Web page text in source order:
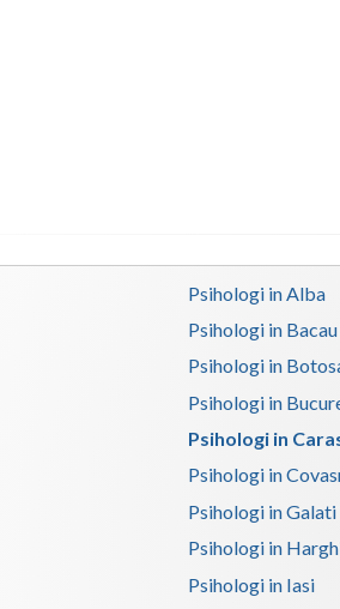
Psihologi in Alba
Psihologi in Bacau
Psihologi in
Psihologi in
Psihologi in
Psihologi in
Psihologi in Galati
Psihologi in
Psihologi in Iasi